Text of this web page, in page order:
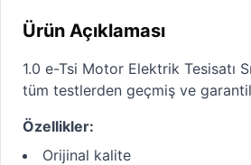
Ürün Açıklaması
1.0 e-Tsi Motor Elektrik Tesisatı
tüm testlerden geçmiş ve
Özellikler:
Orijinal kalite